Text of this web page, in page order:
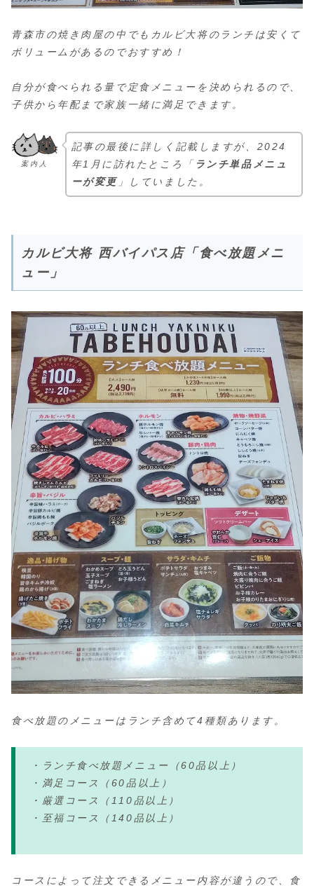
青森市の焼き肉屋の中でもカルビ大将のランチは安くて
ボリュームがあるのでおすすめ！
自分が食べられる量で定食メニューを決められるので、
子供から年配まで家族一緒に満足できます。
案内人
記事の最後に詳しく記載しますが、2024
年1月に訪れたところ「 ランチ単品メニュ
ーが変更」していました。
カルビ大将 西バイパス店「食べ放題メニ
ュー」
食べ放題のメニューはランチ含めて4種類あります。
・ランチ食べ放題メニュー（60品以上）
・満足コース（60品以上）
・厳選コース（110品以上）
・至福コース（140品以上）
コースによって注文できるメニュー内容が違うので、食